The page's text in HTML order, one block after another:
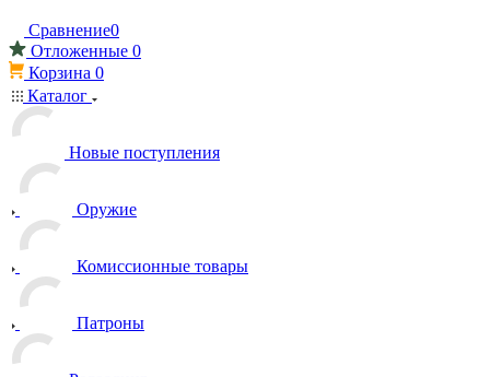
Сравнение0
Отложенные 0
Корзина 0
Каталог
Новые поступления
Оружие
Комиссионные товары
Патроны